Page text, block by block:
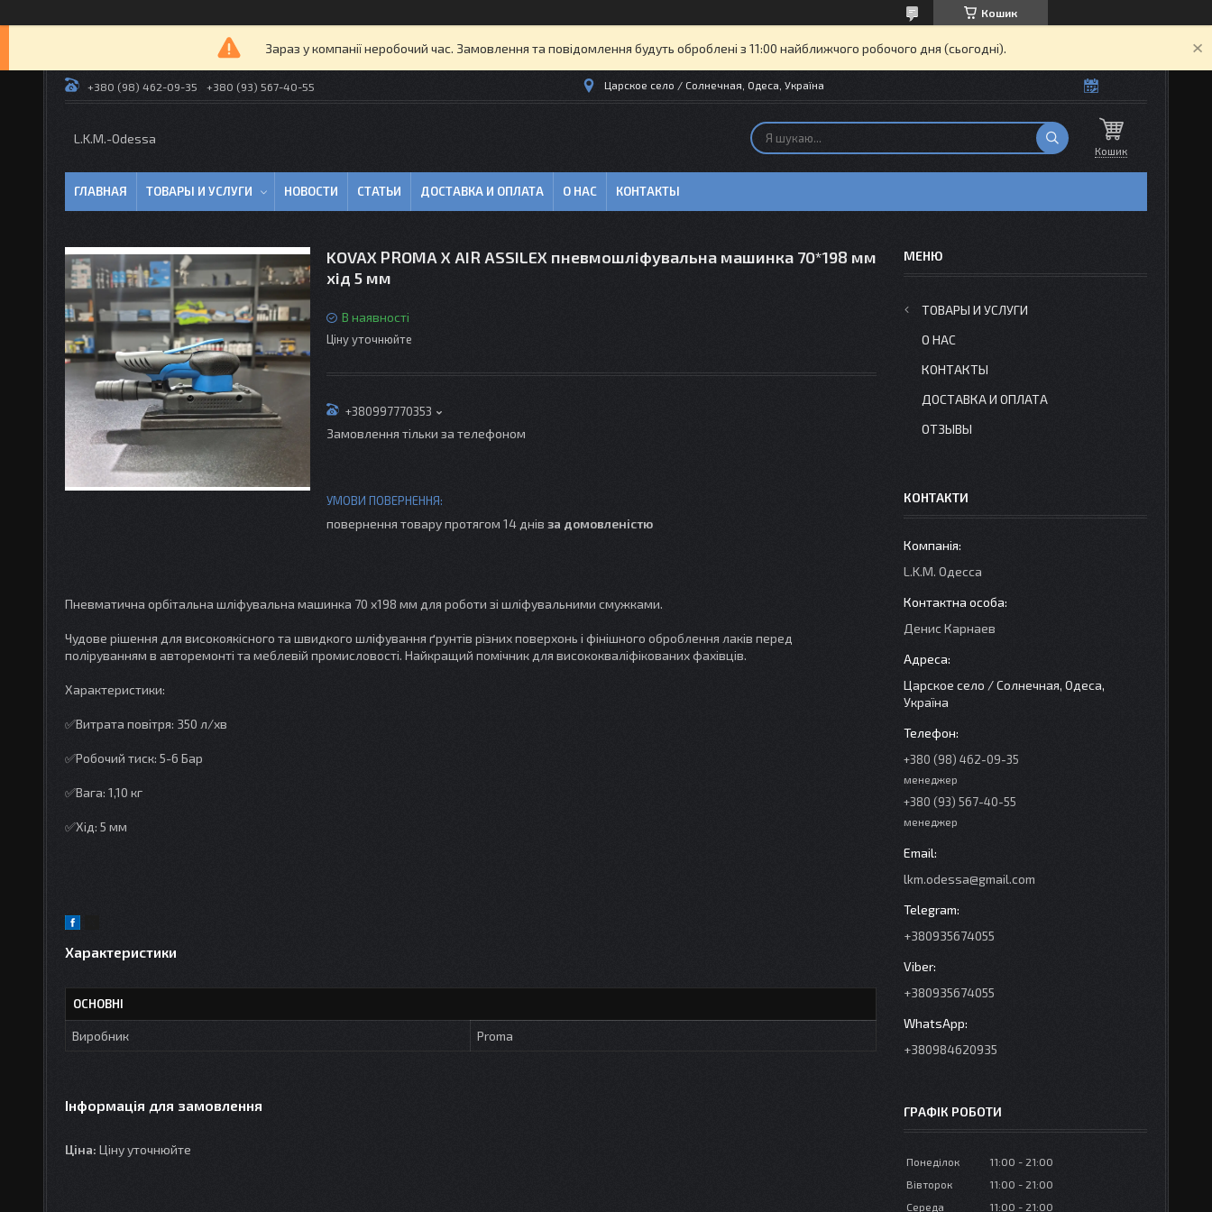
Кошик
Зараз у компанії неробочий час. Замовлення та повідомлення будуть оброблені з 11:00 найближчого робочого дня (сьогодні).
+380 (98) 462-09-35 +380 (93) 567-40-55 Царское село / Солнечная, Одеса, Україна
L.K.M.-Odessa
Кошик
ГЛАВНАЯ ТОВАРЫ И УСЛУГИ НОВОСТИ СТАТЬИ ДОСТАВКА И ОПЛАТА О НАС КОНТАКТЫ
KOVAX PROMA X AIR ASSILEX пневмошліфувальна машинка 70*198 мм
хід 5 мм
В наявності
Ціну уточнюйте
+380997770353
Замовлення тільки за телефоном
повернення товару протягом 14 днів за домовленістю
Пневматична орбітальна шліфувальна машинка 70 х198 мм для роботи зі шліфувальними смужками.
Чудове рішення для високоякісного та швидкого шліфування ґрунтів різних поверхонь і фінішного оброблення лаків перед
поліруванням в авторемонті та меблевій промисловості. Найкращий помічник для висококваліфікованих фахівців.
Характеристики:
✅Витрата повітря: 350 л/хв
✅Робочий тиск: 5-6 Бар
✅Вага: 1,10 кг
✅Хід: 5 мм
Характеристики
ОСНОВНІ
Виробник Proma
Інформація для замовлення
Ціна: Ціну уточнюйте
ТОВАРЫ И УСЛУГИ
О НАС
КОНТАКТЫ
ДОСТАВКА И ОПЛАТА
ОТЗЫВЫ
КОНТАКТИ
L.K.M. Одесса
Денис Карнаев
Царское село / Солнечная, Одеса,
Україна
+380 (98) 462-09-35
менеджер
+380 (93) 567-40-55
менеджер
lkm.odessa@gmail.com
+380935674055
+380935674055
+380984620935
ГРАФІК РОБОТИ
Понеділок 11:00
21:00
Вівторок
11:00
21:00
Середа
11:00 21:00